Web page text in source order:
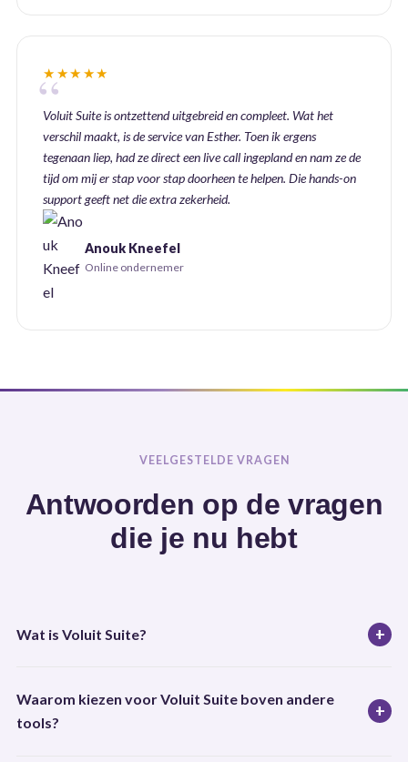
★★★★★
Voluit Suite is ontzettend uitgebreid en compleet. Wat het
verschil maakt, is de service van Esther. Toen ik ergens
tegenaan liep, had ze direct een live call ingepland en nam ze de
tijd om mij er stap voor stap doorheen te helpen. Die hands-on
support geeft net die extra zekerheid.
Anouk Kneefel
Online ondernemer
VEELGESTELDE VRAGEN
Antwoorden op de vragen
die je nu hebt
Wat is Voluit Suite? +
marketing en sales systemen. Meer dan 60.000 online
bedrijven gebruiken onze software en beheren daarmee al hun
Waarom kiezen voor Voluit Suite boven andere
tools?
+